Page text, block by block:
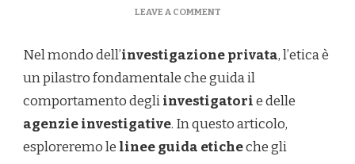
LEAVE A COMMENTON
PRIVATA:
LINEE
GUIDA
FONDAMENTALI
Nel mondo dell’investigazione privata, l’etica è
un pilastro fondamentale che guida il
comportamento degliinvestigatorie delle
agenzie investigative. In questo articolo,
esploreremo le linee guida eticheche gli